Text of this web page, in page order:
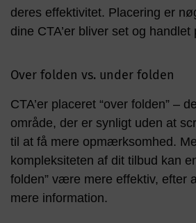
deres effektivitet. Placering er
dine CTA’er bliver set og handlet
Over folden vs. under folden
CTA’er placeret “over folden” –
område, der er synligt uden at
til at få mere opmærksomhed.
kompleksiteten af dit tilbud kan
folden” være mere effektiv, efter
mere information.